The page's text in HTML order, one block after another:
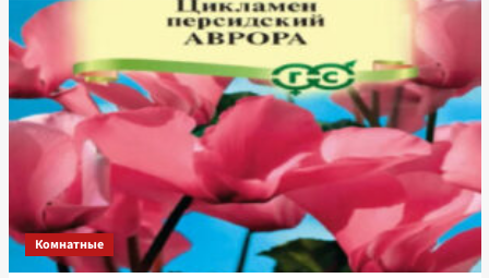
Комнатные